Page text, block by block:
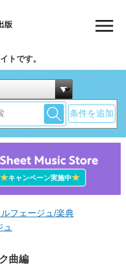
トです。
条件を追加
★キャンペーン実施中★
ルフェージュ/楽典
曲編